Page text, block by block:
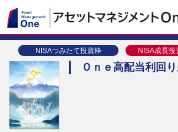
NISAつみたて投資枠 NISA成長投
Ｏｎｅ高配当利回